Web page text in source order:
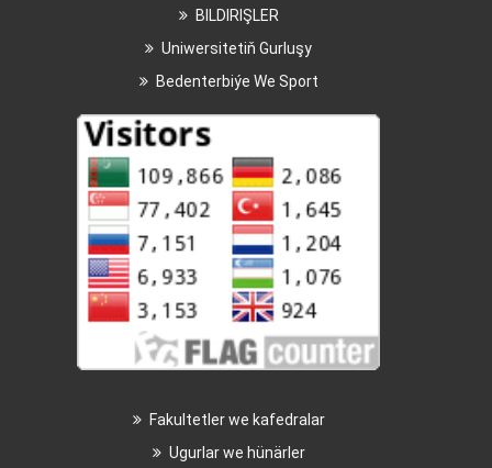
BILDIRIŞLER
Uniwersitetiň Gurluşy
Bedenterbiýe We Sport
Fakultetler we kafedralar
Ugurlar we hünärler